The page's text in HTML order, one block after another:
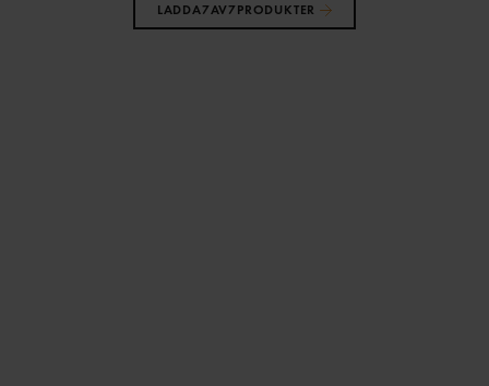
LADDA7AV7PRODUKTER